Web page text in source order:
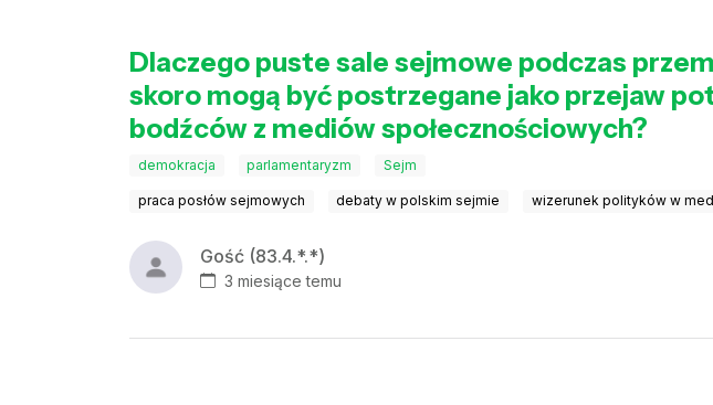
Dlaczego puste sale sejmowe podczas
skoro mogą być postrzegane jako przejaw
bodźców z mediów społecznościowych?
demokracja parlamentaryzm Sejm
praca posłów sejmowych debaty w polskim sejmie wizerunek polityków w
Gość (83.4.*.*)
3 miesiące temu